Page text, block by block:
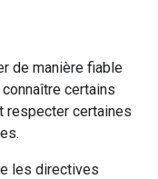
de manière fiable
certains
respecter certaines
les directives